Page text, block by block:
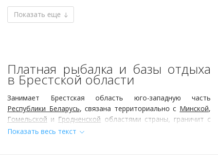
Показать еще
Платная рыбалка и базы отдыха
в Брестской области
Занимает Брестская область юго-западную часть
Республики Беларусь, связана территориально с Минской,
Гомельской и Гродненской областями страны, граничит с
Украиной иПольшей . С севера на юг территория области
Показать весь текст